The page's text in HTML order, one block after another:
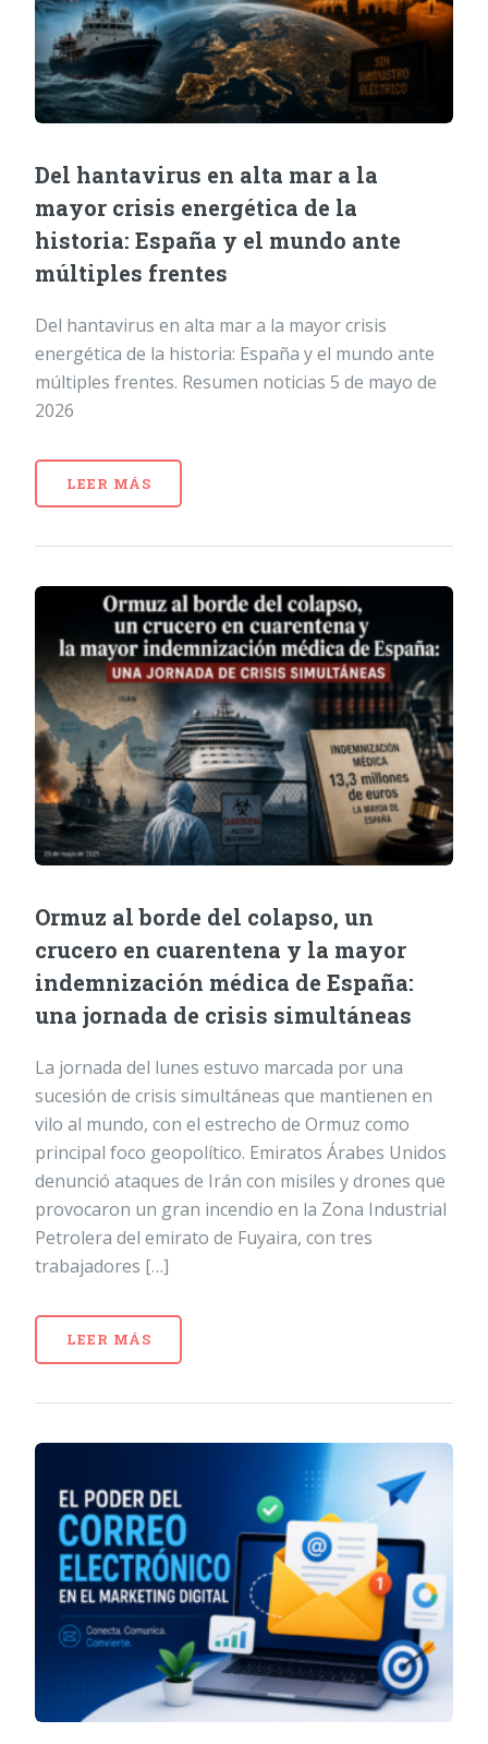
Del hantavirus en alta mar a la
mayor crisis energética de la
historia: España y el mundo ante
múltiples frentes
Del hantavirus en alta mar a la mayor crisis
energética de la historia: España y el mundo ante
múltiples frentes. Resumen noticias 5 de mayo de
2026
LEER MÁS
Ormuz al borde del colapso, un
crucero en cuarentena y la mayor
indemnización médica de España:
una jornada de crisis simultáneas
La jornada del lunes estuvo marcada por una
sucesión de crisis simultáneas que mantienen en
vilo al mundo, con el estrecho de Ormuz como
principal foco geopolítico. Emiratos Árabes Unidos
denunció ataques de Irán con misiles y drones que
provocaron un gran incendio en la Zona Industrial
Petrolera del emirato de Fuyaira, con tres
trabajadores […]
LEER MÁS